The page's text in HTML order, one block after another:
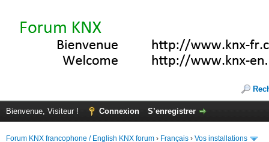
Bienvenue, Visiteur ! Connexion S’enregistrer
Forum KNX francophone / English KNX forum › Français › Vos installations